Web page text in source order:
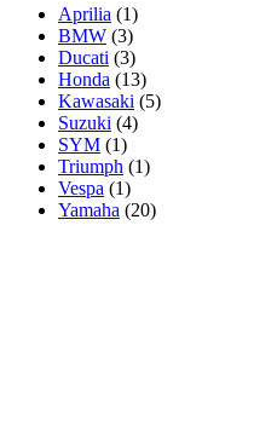
Aprilia (1)
BMW (3)
Ducati (3)
Honda (13)
Kawasaki (5)
Suzuki (4)
SYM (1)
Triumph (1)
Vespa (1)
Yamaha (20)